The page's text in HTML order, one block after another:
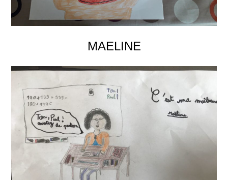
MAELINE